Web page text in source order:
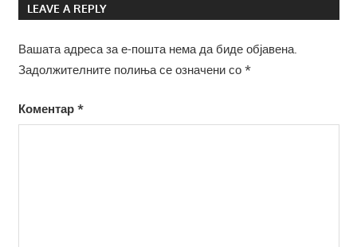
LEAVE A REPLY
Вашата адреса за е-пошта нема да биде објавена.
Задолжителните полиња се означени со *
Коментар *